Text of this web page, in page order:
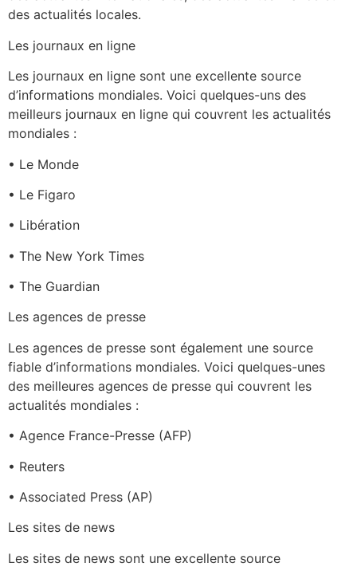
des actualités locales.
Les journaux en ligne
Les journaux en ligne sont une excellente source
d’informations mondiales. Voici quelques-uns des
meilleurs journaux en ligne qui couvrent les actualités
mondiales :
• Le Monde
• Le Figaro
• Libération
• The New York Times
• The Guardian
Les agences de presse
Les agences de presse sont également une source
fiable d’informations mondiales. Voici quelques-unes
des meilleures agences de presse qui couvrent les
actualités mondiales :
• Agence France-Presse (AFP)
• Reuters
• Associated Press (AP)
Les sites de news
Les sites de news sont une excellente source